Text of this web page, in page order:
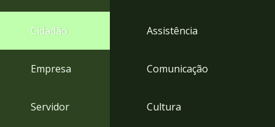
rodapé
Cidadão
Empresa
Servidor
Assistência
Comunicação
Cultura